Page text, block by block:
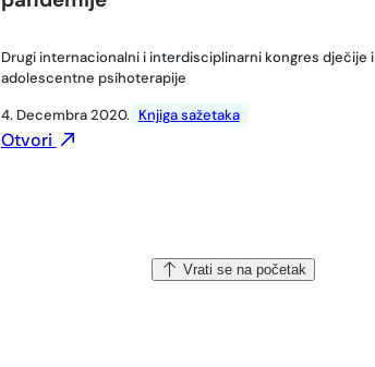
Drugi internacionalni i interdisciplinarni kongres dječije i
adolescentne psihoterapije
4. Decembra 2020. Knjiga sažetaka
Otvori
Vrati se na početak